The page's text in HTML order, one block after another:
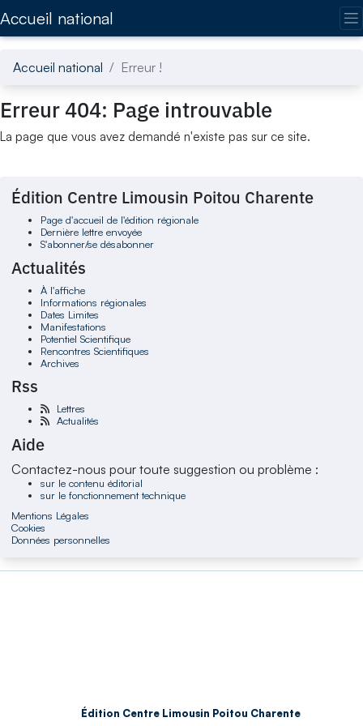
Accueil national
Accueil national Erreur !
Erreur 404: Page introuvable
La page que vous avez demandé n'existe pas sur ce site.
Édition Centre Limousin Poitou Charente
Page d'accueil de l'édition régionale
Dernière lettre envoyée
S'abonner/se désabonner
Actualités
À l'affiche
Informations régionales
Dates Limites
Manifestations
Potentiel Scientifique
Rencontres Scientifiques
Archives
Rss
Lettres
Actualités
Aide
Contactez-nous pour toute suggestion ou problème :
sur le contenu éditorial
sur le fonctionnement technique
Mentions Légales
Cookies
Données personnelles
Édition Centre Limousin Poitou Charente